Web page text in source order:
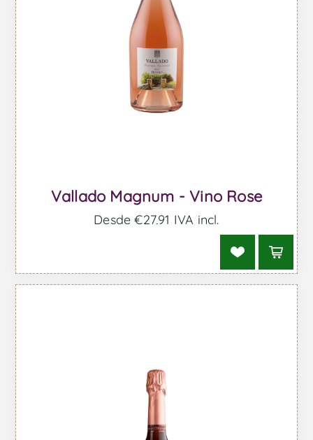
Vallado Magnum - Vino Rose
Desde €27,91 IVA incl.